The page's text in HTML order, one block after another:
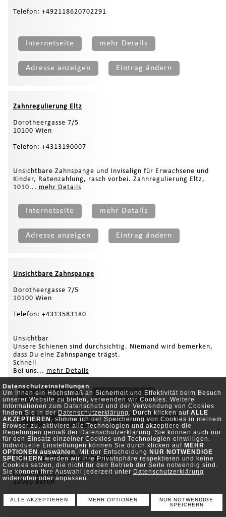
Datenschutzeinstellungen
Um Ihnen ein Höchstmaß an Sicherheit und Effektivität beim Besuch
unserer Website zu bieten, verwenden wir Cookies. Weitere
Informationen zum Datenschutz und der Verwendung von Cookies
finden Sie in der Datenschutzerklärung . Durch klicken auf ALLE
AKZEPTIEREN , stimme ich der Speicherung von Cookies in meinem
Browser zu, aktiviere alle Technologien und akzeptiere die
Regelungen gemäß der Datenschutzerklärung. Sie können auch nur
für den Einsatz einzelner Cookies und Technologien einwilligen.
Individuelle Einstellungen können Sie durch klicken auf MEHR
OPTIONEN auswählen. Mit der Entscheidung NUR NOTWENDIGE
SPEICHERNwerden wir Ihre Privatsphäre respektieren und keine
Cookies setzen, die nicht für den Betrieb der Seite notwendig sind.
Sie können Ihre Auswahl jederzeit unter Datenschutzerklärung
widerrufen oder anpassen.
ALLE AKZEPTIEREN MEHR OPTIONEN
NUR NOTWENDIGE
SPEICHERN
Telefon: +492118620702291
Internetseite mehr Details
Adresse anzeigen Eintrag ändern
Zahnregulierung Eltz
Dorotheergasse 7/5
10100 Wien
Telefon: +4313190007
Unsichtbare Zahnspange und Invisalign für Erwachsene und
Kinder, Ratenzahlung, rasch vorbei. Zahnregulierung Eltz,
1010... mehr Details
Internetseite mehr Details
Adresse anzeigen Eintrag ändern
Unsichtbare Zahnspange
Dorotheergasse 7/5
10100 Wien
Telefon: +4313583180
Unsichtbar
Unsere Schienen sind durchsichtig. Niemand wird bemerken,
dass Du eine Zahnspange trägst.
Schnell
Bei uns... mehr Details
Internetseite mehr Details
Adresse anzeigen Eintrag ändern
Christoph Schulz Onlinehandel
Lehderstraße 32
13086 Berlin
Telefon: 030 16325247